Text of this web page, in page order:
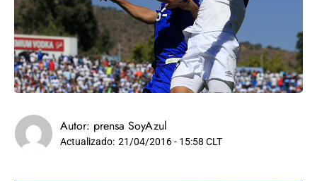
Autor: prensa SoyAzul
Actualizado: 21/04/2016 - 15:58 CLT